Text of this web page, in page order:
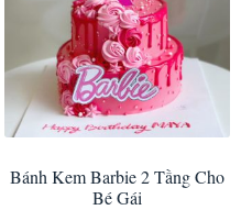
Bánh Kem Barbie 2 Tầng Cho
Bé Gái